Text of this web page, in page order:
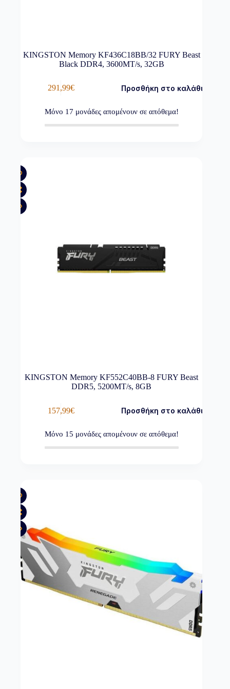
KINGSTON Memory KF436C18BB/32 FURY Beast
Black DDR4, 3600MT/s, 32GB
291,99€ Προσθήκη στο καλάθι
Μόνο 17 μονάδες απομένουν σε απόθεμα!
KINGSTON Memory KF552C40BB-8 FURY Beast
DDR5, 5200MT/s, 8GB
157,99€ Προσθήκη στο καλάθι
Μόνο 15 μονάδες απομένουν σε απόθεμα!